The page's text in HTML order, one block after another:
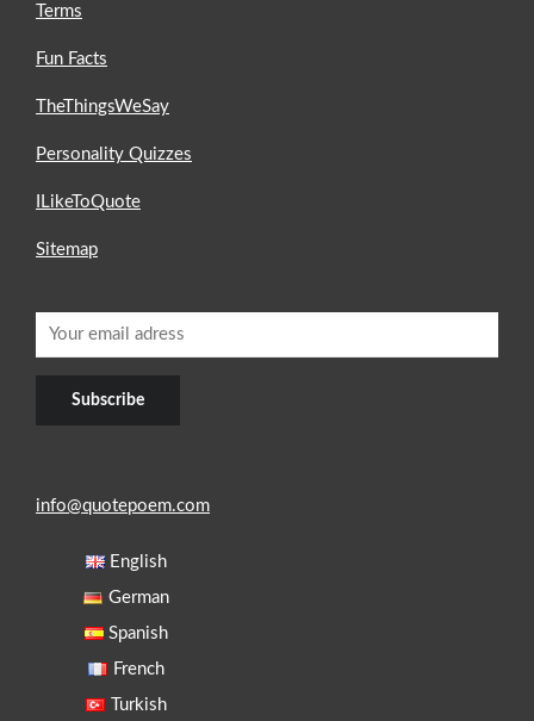
Terms
Fun Facts
TheThingsWeSay
Personality Quizzes
ILikeToQuote
Sitemap
info@quotepoem.com
English
German
Spanish
French
Turkish